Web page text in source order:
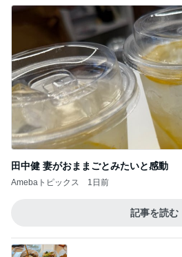
田中健 妻がおままごとみたいと感動
Amebaトピックス 1日前
記事を読む